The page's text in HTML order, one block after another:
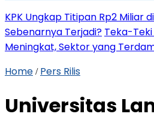
KPK Ungkap Titipan Rp2 Miliar
Sebenarnya Terjadi? Teka-
Meningkat, Sektor yang
Home / Pers Rilis
Universitas